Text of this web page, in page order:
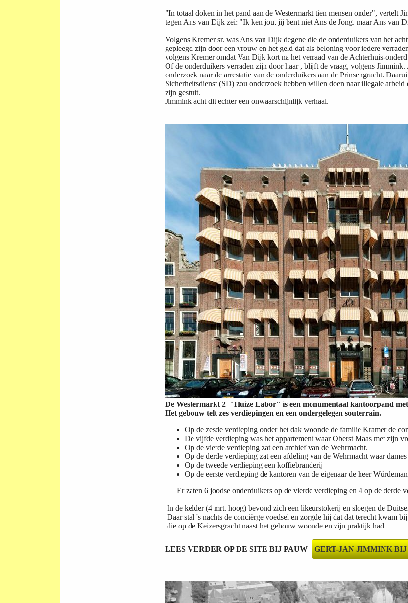
"In totaal doken in het pand aan de Westermarkt tien mensen onder", vertelt
tegen Ans van Dijk zei: "Ik ken jou, jij bent niet Ans de Jong, maar Ans van
Volgens Kremer sr. was Ans van Dijk degene die de onderduikers van het
gepleegd zijn door een vrouw en het geld dat als beloning voor iedere
volgens Kremer omdat Van Dijk kort na het verraad van de Achterhuis-
Of de onderduikers verraden zijn door haar , blijft de vraag, volgens
onderzoek naar de arrestatie van de onderduikers aan de Prinsengracht.
Sicherheitsdienst (SD) zou onderzoek hebben willen doen naar illegale
zijn gestuit.
Jimmink acht dit echter een onwaarschijnlijk verhaal.
De Westermarkt 2 "Huize Labor" is een monumentaal kantoorpand
Het gebouw telt zes verdiepingen en een ondergelegen souterrain.
Op de zesde verdieping onder het dak woonde de familie Kramer de
De vijfde verdieping was het appartement waar Oberst Maas met zijn
Op de vierde verdieping zat een archief van de Wehrmacht.
Op de derde verdieping zat een afdeling van de Wehrmacht waar
Op de tweede verdieping een koffiebranderij
Op de eerste verdieping de kantoren van de eigenaar de heer
Er zaten 6 joodse onderduikers op de vierde verdieping en 4 op de derde
In de kelder (4 mrt. hoog) bevond zich een likeurstokerij en sloegen de
Daar stal 's nachts de conciërge voedsel en zorgde hij dat dat terecht kwam
die op de Keizersgracht naast het gebouw woonde en zijn praktijk had.
LEES VERDER OP DE SITE BIJ PAUW GERT-JAN JIMMINK BIJ